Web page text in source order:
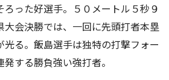
った好選手。５０メートル５秒９
大会決勝では、一回に先頭打者本塁
る。飯島選手は独特の打撃フォー
する勝負強い強打者。